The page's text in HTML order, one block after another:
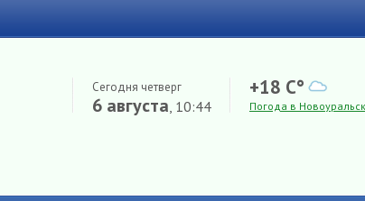
Сегодня четверг
6 августа, 10:44
+18 C°
Погода в